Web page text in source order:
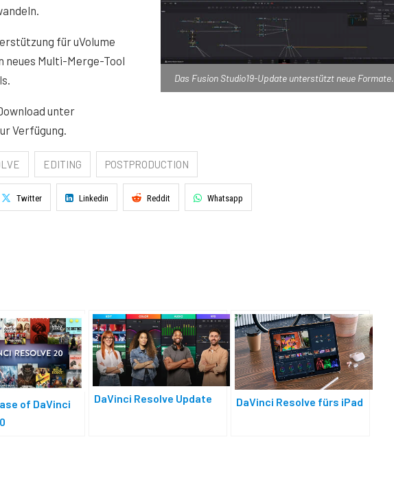
Das Fusion Studio19-Update unterstützt neue Formate.
für uVolume
neues Multi-Merge-Tool
unter
Verfügung.
EDITING POSTPRODUCTION
Twitter Linkedin Reddit Whatsapp
of DaVinci
DaVinci Resolve Update DaVinci Resolve fürs iPad